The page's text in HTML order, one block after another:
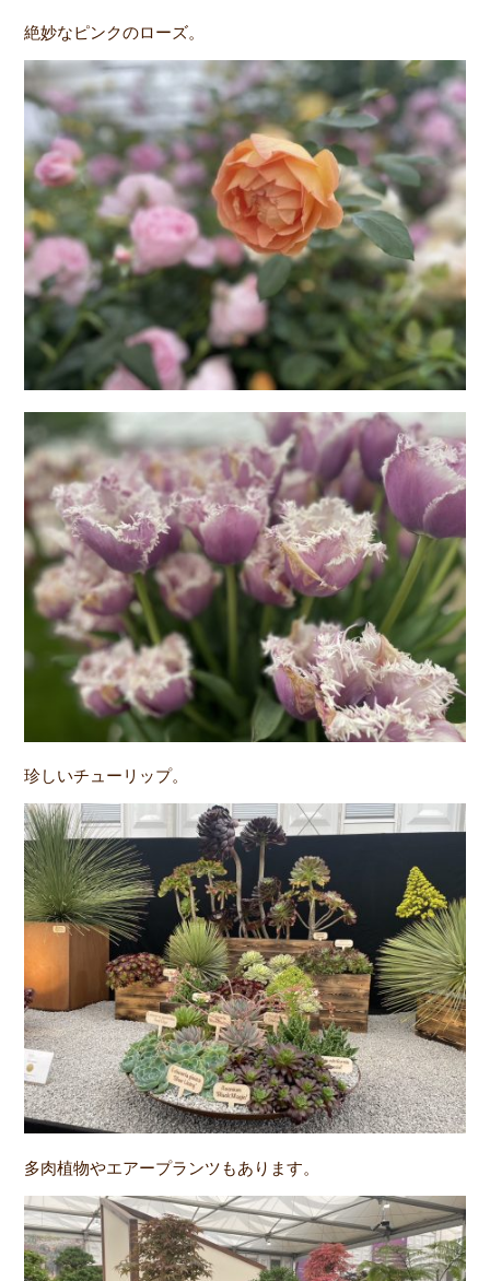
絶妙なピンクのローズ。
珍しいチューリップ。
多肉植物やエアープランツもあります。